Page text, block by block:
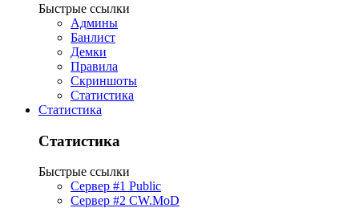
Быстрые ссылки
Админы
Банлист
Демки
Правила
Скриншоты
Статистика
Статистика
Статистика
Быстрые ссылки
Сервер #1 Public
Сервер #2 CW.MoD